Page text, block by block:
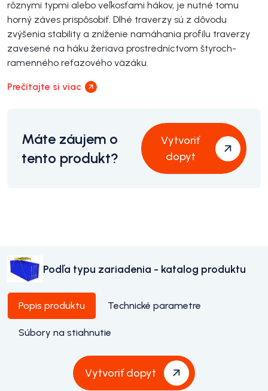
rôznymi typmi alebo veľkosťami hákov, je nutné tomu
horný záves prispôsobiť. Dlhé traverzy sú z dôvodu
zvýšenia stability a zníženie namáhania profilu traverzy
zavesené na háku žeriava prostredníctvom štyroch-
ramenného reťazového väzáku.
Prečítajte si viac
Máte záujem o
tento produkt?
Vytvoriť
dopyt
Podľa typu zariadenia - katalog produktu
Popis produktu Technické parametre
Súbory na stiahnutie
Vytvoriť dopyt